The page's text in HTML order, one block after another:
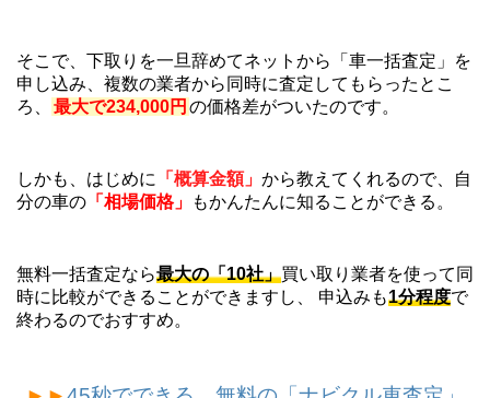
そこで、下取りを一旦辞めてネットから「車一括査定」を
申し込み、複数の業者から同時に査定してもらったとこ
ろ、
最大で234,000円 の価格差がついたのです。
しかも、はじめに 「概算金額」 から教えてくれるので、自
分の車の 「相場価格」 もかんたんに知ることができる。
無料一括査定なら最大の「10社」買い取り業者を使って同
時に比較ができることができますし、 申込みも1分程度で
終わるのでおすすめ。